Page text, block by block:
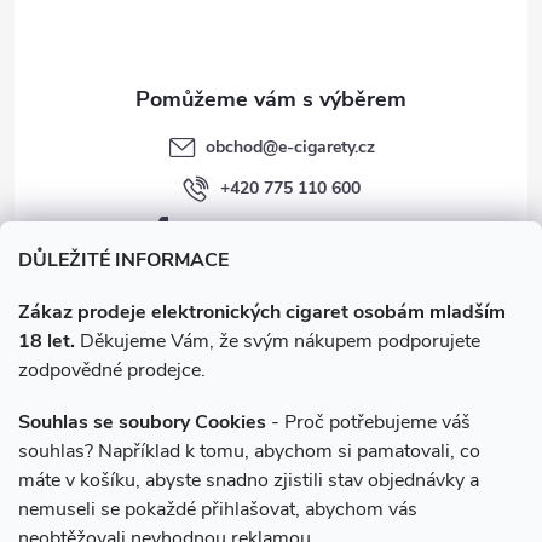
DŮLEŽITÉ INFORMACE
Zákaz prodeje elektronických cigaret osobám mladším
18 let. Děkujeme Vám, že svým nákupem podporujete
zodpovědné prodejce.
Souhlas se soubory Cookies - Proč potřebujeme váš
souhlas? Například k tomu, abychom si pamatovali, co
máte v košíku, abyste snadno zjistili stav objednávky a
nemuseli se pokaždé přihlašovat, abychom vás
p
i
s
u
obchod@e-cigarety.cz
+420 775 110 600
Instagram